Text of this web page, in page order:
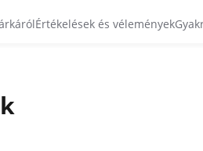
Értékelések és vélemények